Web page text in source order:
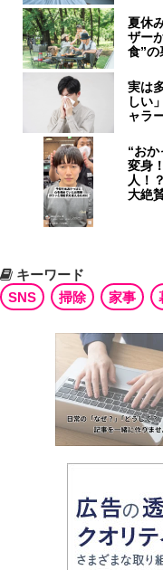
夏休
ザー
食”の
実は
しい
ャラ
“お
変身
人！
大絶
キーワード
SNS
掃除 家事